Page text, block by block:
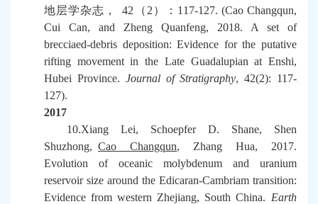
地层学杂志，
42 （ 2 ）： 117-127. (Cao Changqun,
Cui Can, and Zheng Quanfeng, 2018. A set of
brecciaed-debris deposition: Evidence for the putative
rifting movement in the Late Guadalupian at Enshi,
Hubei Province. Journal of Stratigraphy, 42(2): 117-
127).
2017
10.Xiang Lei, Schoepfer D. Shane, Shen
Shuzhong, Cao Changqun, Zhang Hua, 2017.
Evolution of oceanic molybdenum and uranium
reservoir size around the Edicaran-Cambriam transition:
Evidence from western Zhejiang, South China. Earth